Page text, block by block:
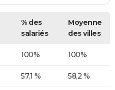
% des
salariés
Moyenne
des villes
100% 100%
57,1 % 58,2 %